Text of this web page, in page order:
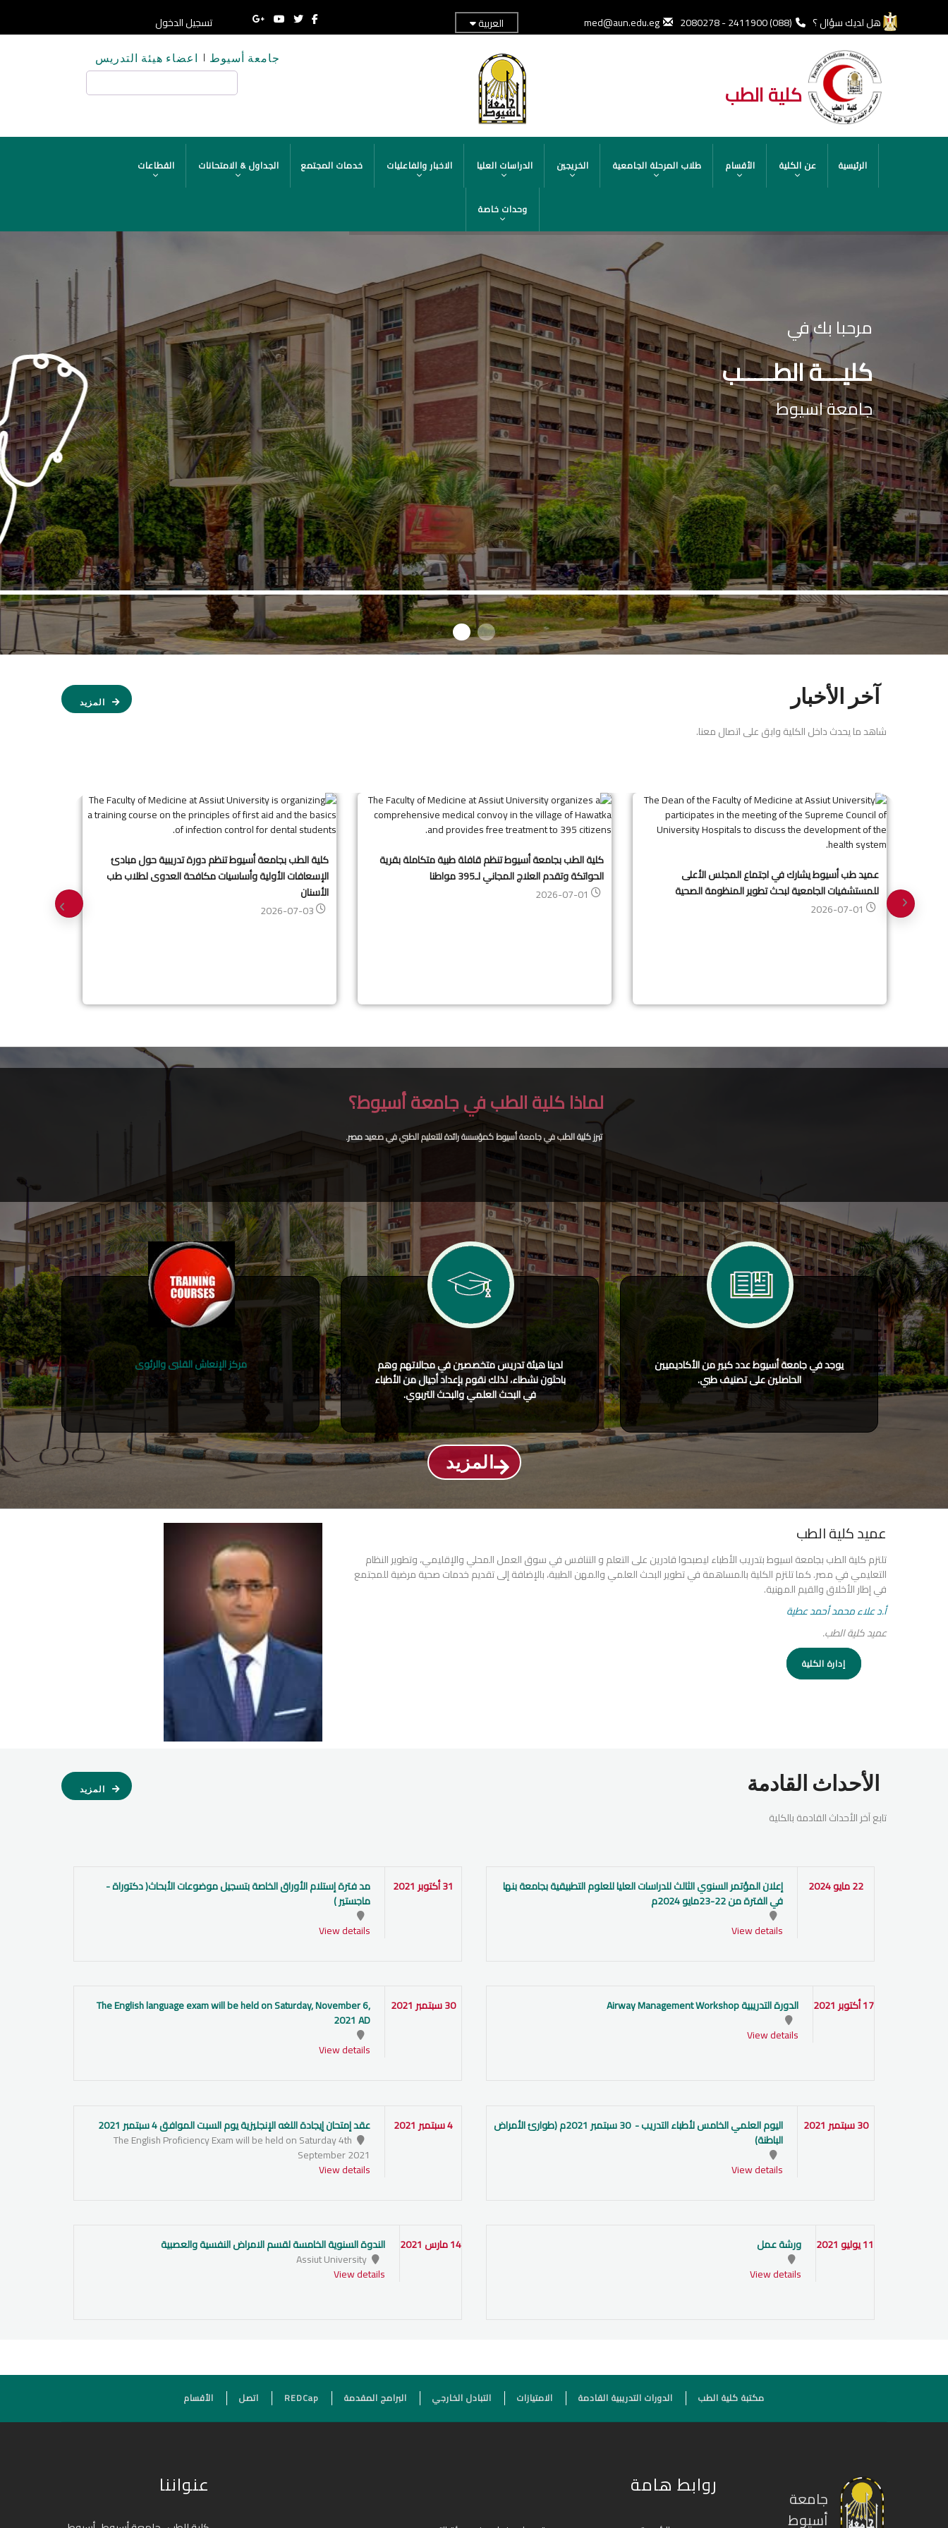
المحتوى
هل لديك سؤال ؟ (088) 2411900 - 2080278
med@aun.edu.eg العربية تسجيل الدخول
كلية الطب
جامعة أسيوط اعضاء هيئة التدريس
بحث
NAVIGATION
الرئيسية عن الكلية الأقسام طلاب المرحلة الجامعية الخريجين الدراسات العليا الاخبار والفاعليات خدمات المجتمع الجداول & الامتحانات القطاعات
وحدات خاصة
مرحبا بك في
كليـــة الطـــــب
جامعة اسيوط
آخر الأخبار
شاهد ما يحدث داخل الكلية وابق على اتصال معنا.
المزيد
كلية الطب بجامعة أسيوط تنظم دورة تدريبية حول مبادئ
الإسعافات الأولية وأساسيات مكافحة العدوى لطلاب طب
الأسنان
2026-07-03
كلية الطب بجامعة أسيوط تنظم قافلة طبية متكاملة بقرية
الحواتكة وتقدم العلاج المجاني لـ395 مواطنا
2026-07-01
عميد طب أسيوط يشارك في اجتماع المجلس الأعلى
للمستشفيات الجامعية لبحث تطوير المنظومة الصحية
2026-07-01
لماذا كلية الطب في جامعة أسيوط؟
تبرز كلية الطب في جامعة أسيوط كمؤسسة رائدة للتعليم الطبي في صعيد مصر.
مركز الإنعاش القلبى والرئوى
لدينا هيئة تدريس متخصصين في مجالاتهم وهم
باحثون نشطاء، لذلك نقوم بإعداد أجيال من الأطباء
في البحث العلمي والبحث التربوي.
يوجد في جامعة أسيوط عدد كبير من الأكاديميين
الحاصلين على تصنيف طبي.
المزيد
عميد كلية الطب
تلتزم كلية الطب بجامعة اسيوط بتدريب الأطباء ليصبحوا قادرين على التعلم و التنافس في سوق العمل المحلي والإقليمي، وتطوير النظام
التعليمي في مصر. كما تلتزم الكلية بالمساهمة في تطوير البحث العلمي والمهن الطبية، بالإضافة إلى تقديم خدمات صحية مرضية للمجتمع
في إطار الأخلاق والقيم المهنية.
أ.د علاء محمد أحمد عطية
عميد كلية الطب.
إدارة الكلية
الأحداث القادمة
تابع آخر الأحداث القادمة بالكلية
المزيد
22 مايو 2024
إعلان المؤتمر السنوي الثالث للدراسات العليا للعلوم التطبيقية بجامعة بنها
في الفترة من 22-23مايو 2024م
View details
31 أكتوبر 2021
مد فترة إستلام الأوراق الخاصة بتسجيل موضوعات الأبحاث( دكتوراة -
ماجستير )
View details
17 أكتوبر 2021
الدورة التدريبية Airway Management Workshop
View details
30 سبتمبر 2021
The English language exam will be held on Saturday, November 6,
2021 AD
View details
30 سبتمبر 2021
اليوم العلمي الخامس لأطباء التدريب - 30 سبتمبر 2021م (طوارئ الأمراض
الباطنة)
View details
4 سبتمبر 2021
عقد إمتحان إيجادة اللغه الإنجليزية يوم السبت الموافق 4 سبتمبر 2021
The English Proficiency Exam will be held on Saturday 4th
September 2021
View details
11 يوليو 2021
ورشة عمل
View details
14 مارس 2021
الندوة السنوية الخامسة لقسم الامراض النفسية والعصبية
Assiut University
View details
FOOTER مكتبة كلية الطب الدورات التدريبية القادمة الامتيازات التبادل الخارجي البرامج المقدمة REDCap اتصل الأقسام
جامعة
أسيوط
روابط هامة عنواننا